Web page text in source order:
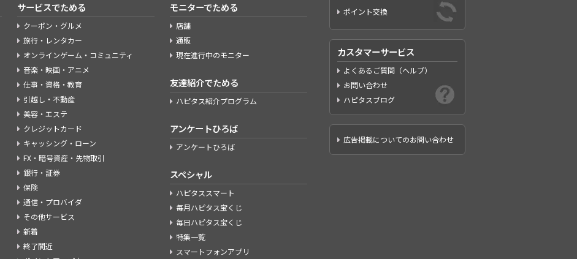
サービスでためる
クーポン・グルメ
旅行・レンタカー
オンラインゲーム・コミュニティ
音楽・映画・アニメ
仕事・資格・教育
引越し・不動産
美容・エステ
クレジットカード
キャッシング・ローン
FX・暗号資産・先物取引
銀行・証券
保険
通信・プロバイダ
その他サービス
新着
終了間近
モニターでためる
店舗
通販
現在進行中のモニター
友達紹介でためる
ハピタス紹介プログラム
アンケートひろば
アンケートひろば
スペシャル
ハピタススマート
毎月ハピタス宝くじ
毎日ハピタス宝くじ
特集一覧
スマートフォンアプリ
ポイント交換
カスタマーサービス
よくあるご質問（ヘルプ）
お問い合わせ
ハピタスブログ
広告掲載についてのお問い合わせ